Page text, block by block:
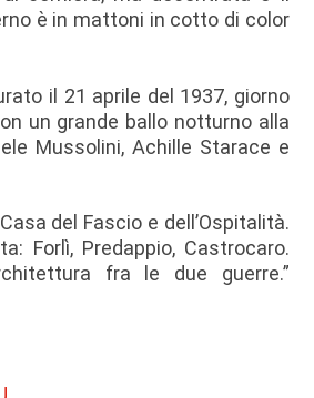
è in mattoni in cotto di color
il 21 aprile del 1937, giorno
un grande ballo notturno alla
Mussolini, Achille Starace e
del Fascio e dell’Ospitalità.
Forlì, Predappio, Castrocaro.
fra le due guerre.”